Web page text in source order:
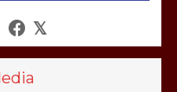
खून खराबा,